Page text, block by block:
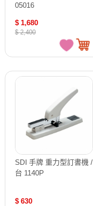
05016
$ 1,680
$ 2,400
SDI 手牌 重力型訂書機 /
台 1140P
$ 630